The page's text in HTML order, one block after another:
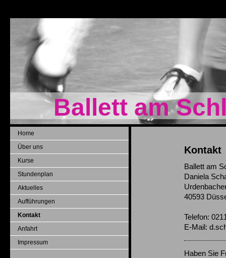
Ballett am
Home
Über uns
Kurse
Stundenplan
Aktuelles
Aufführungen
Kontakt
Anfahrt
Impressum
Kontakt
Ballett am
Daniela
40593
Telefon:
E-Mail:
Haben Sie